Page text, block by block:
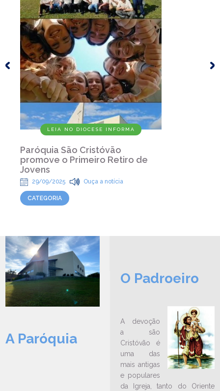
LEIA NO DIOCESE INFORMA
Paróquia São Cristóvão
promove o Primeiro Retiro de
Jovens
29/09/2025 Ouça a notícia
CATEGORIA
LEIA NO DIOCESE INFORMA
Confira como foi a Carreata de
A Paróquia
O Padroeiro
A devoção
a são
Cristóvão é
uma das
mais antigas
e populares
da Igreja, tanto do Oriente